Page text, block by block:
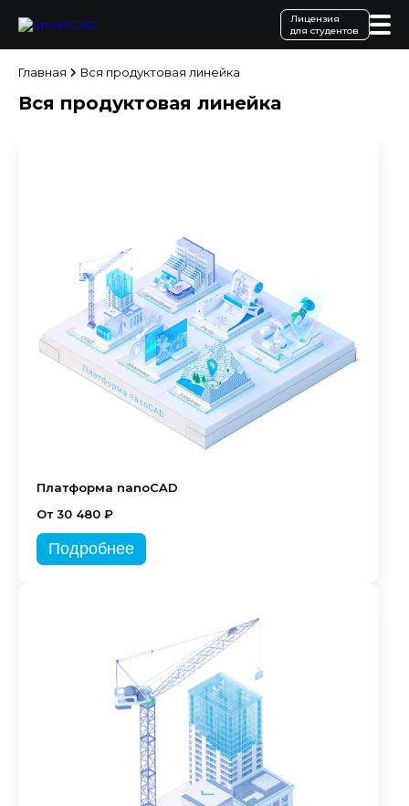
Лицензия
для студентов
Главная Вся продуктовая линейка
Вся продуктовая линейка
Платформа nanoCAD
От 30 480 ₽
Подробнее